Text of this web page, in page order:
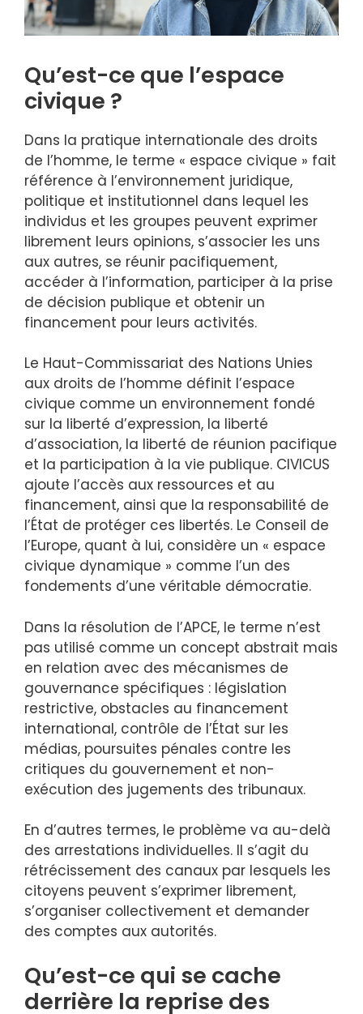
Qu’est-ce que l’espace
civique ?
Dans la pratique internationale des droits
de l’homme, le terme « espace civique » fait
référence à l’environnement juridique,
politique et institutionnel dans lequel les
individus et les groupes peuvent exprimer
librement leurs opinions, s’associer les uns
aux autres, se réunir pacifiquement,
accéder à l’information, participer à la prise
de décision publique et obtenir un
financement pour leurs activités.
Le Haut-Commissariat des Nations Unies
aux droits de l’homme définit l’espace
civique comme un environnement fondé
sur la liberté d’expression, la liberté
d’association, la liberté de réunion pacifique
et la participation à la vie publique. CIVICUS
ajoute l’accès aux ressources et au
financement, ainsi que la responsabilité de
l’État de protéger ces libertés. Le Conseil de
l’Europe, quant à lui, considère un « espace
civique dynamique » comme l’un des
fondements d’une véritable démocratie.
Dans la résolution de l’APCE, le terme n’est
pas utilisé comme un concept abstrait mais
en relation avec des mécanismes de
gouvernance spécifiques : législation
restrictive, obstacles au financement
international, contrôle de l’État sur les
médias, poursuites pénales contre les
critiques du gouvernement et non-
exécution des jugements des tribunaux.
En d’autres termes, le problème va au-delà
des arrestations individuelles. Il s’agit du
rétrécissement des canaux par lesquels les
citoyens peuvent s’exprimer librement,
s’organiser collectivement et demander
des comptes aux autorités.
Qu’est-ce qui se cache
derrière la reprise des